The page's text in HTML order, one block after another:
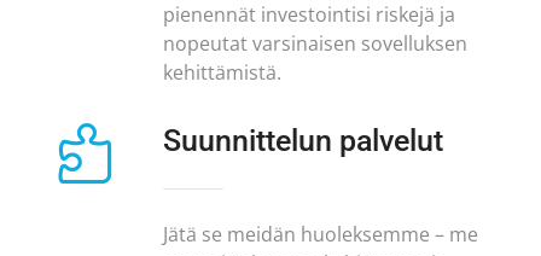
pienennät investointisi riskejä ja
nopeutat varsinaisen sovelluksen
kehittämistä.
 Suunnittelun palvelut
Jätä se meidän huoleksemme – me